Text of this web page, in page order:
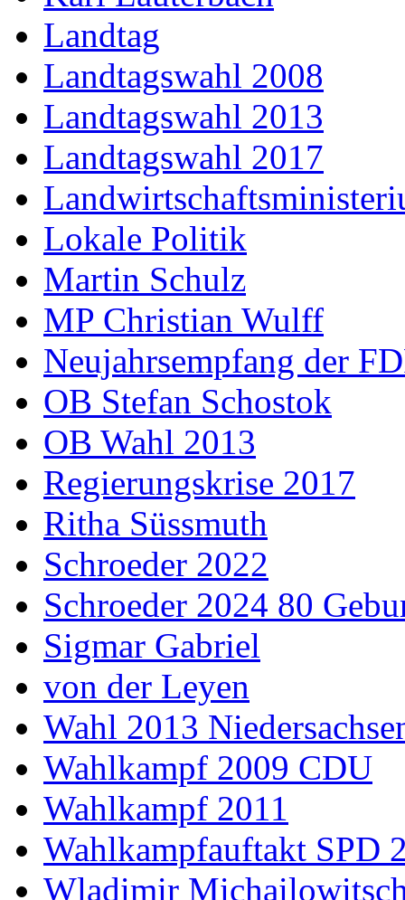
Landtag
Landtagswahl 2008
Landtagswahl 2013
Landtagswahl 2017
Lokale Politik
Martin Schulz
MP Christian Wulff
Neujahrsempfang der
OB Stefan Schostok
OB Wahl 2013
Regierungskrise 2017
Ritha Süssmuth
Schroeder 2022
Schroeder 2024 80
Sigmar Gabriel
von der Leyen
Wahl 2013
Wahlkampf 2009 CDU
Wahlkampf 2011
Wahlkampfauftakt SPD
Wladimir